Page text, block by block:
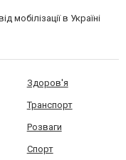
мобілізації в Україні
Здоров'я
Транспорт
Розваги
Спорт